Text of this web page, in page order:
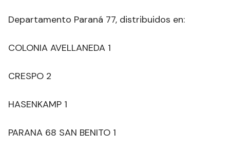
Departamento Paraná 77, distribuidos en:
COLONIA AVELLANEDA 1
CRESPO 2
HASENKAMP 1
PARANA 68 SAN BENITO 1